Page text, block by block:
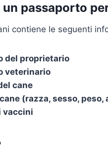
passaporto
contiene le seguenti
del proprietario
veterinario
cane
(razza, sesso, peso,
vaccini